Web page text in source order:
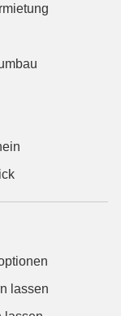
lassen